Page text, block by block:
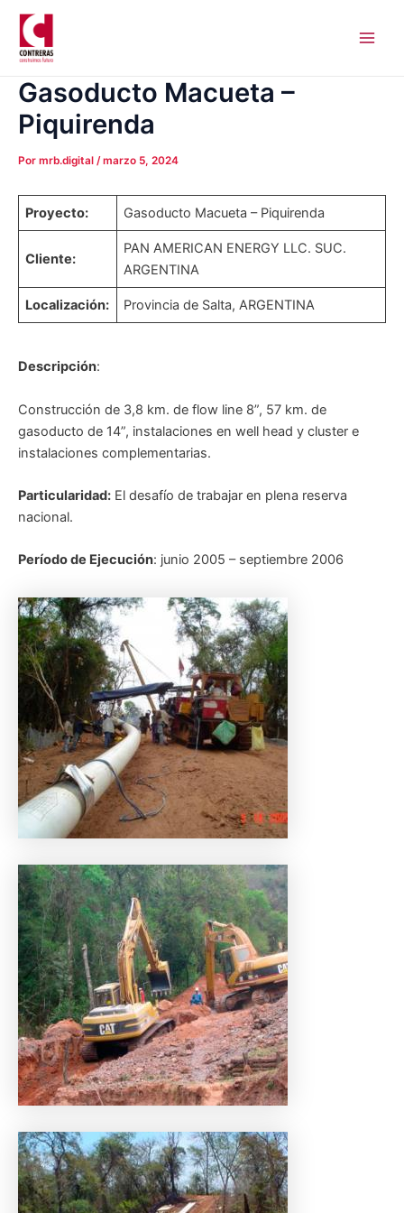
contenido
Gasoducto Macueta –
Piquirenda
Por mrb.digital /marzo 5, 2024
Proyecto: Gasoducto Macueta – Piquirenda
Cliente:
PAN AMERICAN ENERGY LLC. SUC.
ARGENTINA
Localización: Provincia de Salta, ARGENTINA
Descripción:
Construcción de 3,8 km. de flow line 8”, 57 km. de
gasoducto de 14”, instalaciones en well head y cluster e
instalaciones complementarias.
Particularidad: El desafío de trabajar en plena reserva
nacional.
Período de Ejecución: junio 2005 – septiembre 2006
Navegación
de
entradas